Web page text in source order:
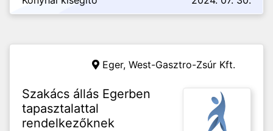
Eger, West-Gasztro-Zsúr Kft.
Szakács állás Egerben
tapasztalattal
rendelkezőknek